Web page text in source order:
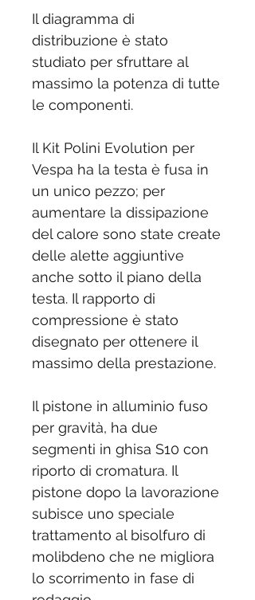
Il diagramma di
distribuzione è stato
studiato per sfruttare al
massimo la potenza di tutte
le componenti.
Il Kit Polini Evolution per
Vespa ha la testa è fusa in
un unico pezzo; per
aumentare la dissipazione
del calore sono state create
delle alette aggiuntive
anche sotto il piano della
testa. Il rapporto di
compressione è stato
disegnato per ottenere il
massimo della prestazione.
Il pistone in alluminio fuso
per gravità, ha due
segmenti in ghisa S10 con
riporto di cromatura. Il
pistone dopo la lavorazione
subisce uno speciale
trattamento al bisolfuro di
molibdeno che ne migliora
lo scorrimento in fase di